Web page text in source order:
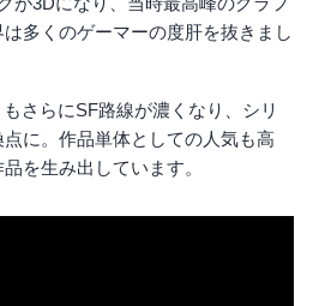
多くのゲーマーの度肝を抜きまし
さらにSF路線が濃くなり、シリ
に。作品単体としての人気も高
を生み出しています。